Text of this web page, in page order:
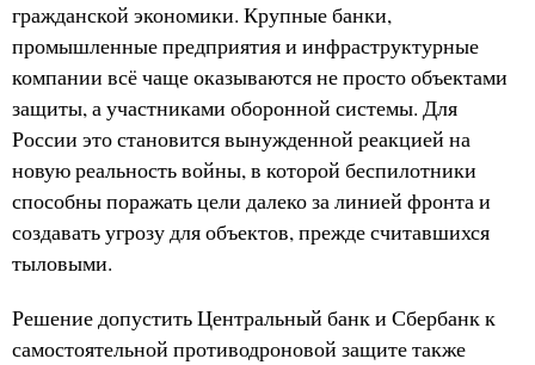
гражданской экономики. Крупные банки,
промышленные предприятия и инфраструктурные
компании всё чаще оказываются не просто объектами
защиты, а участниками оборонной системы. Для
России это становится вынужденной реакцией на
новую реальность войны, в которой беспилотники
способны поражать цели далеко за линией фронта и
создавать угрозу для объектов, прежде считавшихся
тыловыми.
Решение допустить Центральный банк и Сбербанк к
самостоятельной противодроновой защите также